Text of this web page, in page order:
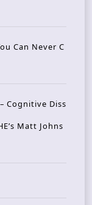
Can Never C
– Cognitive Diss
Matt Johns